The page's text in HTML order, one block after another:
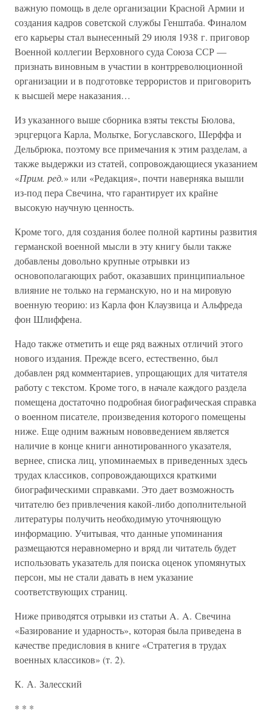
важную помощь в деле организации Красной Армии и
создания кадров советской службы Генштаба. Финалом
его карьеры стал вынесенный 29 июля 1938 г. приговор
Военной коллегии Верховного суда Союза ССР —
признать виновным в участии в контрреволюционной
организации и в подготовке террористов и приговорить
к высшей мере наказания…
Из указанного выше сборника взяты тексты Бюлова,
эрцгерцога Карла, Мольтке, Богуславского, Шерффа и
Дельбрюка, поэтому все примечания к этим разделам, а
также выдержки из статей, сопровождающиеся указанием
«Прим. ред.» или «Редакция», почти наверняка вышли
из-под пера Свечина, что гарантирует их крайне
высокую научную ценность.
Кроме того, для создания более полной картины развития
германской военной мысли в эту книгу были также
добавлены довольно крупные отрывки из
основополагающих работ, оказавших принципиальное
влияние не только на германскую, но и на мировую
военную теорию: из Карла фон Клаузвица и Альфреда
фон Шлиффена.
Надо также отметить и еще ряд важных отличий этого
нового издания. Прежде всего, естественно, был
добавлен ряд комментариев, упрощающих для читателя
работу с текстом. Кроме того, в начале каждого раздела
помещена достаточно подробная биографическая справка
о военном писателе, произведения которого помещены
ниже. Еще одним важным нововведением является
наличие в конце книги аннотированного указателя,
вернее, списка лиц, упоминаемых в приведенных здесь
трудах классиков, сопровождающихся краткими
биографическими справками. Это дает возможность
читателю без привлечения какой-либо дополнительной
литературы получить необходимую уточняющую
информацию. Учитывая, что данные упоминания
размещаются неравномерно и вряд ли читатель будет
использовать указатель для поиска оценок упомянутых
персон, мы не стали давать в нем указание
соответствующих страниц.
Ниже приводятся отрывки из статьи A. A. Свечина
«Базирование и ударность», которая была приведена в
качестве предисловия в книге «Стратегия в трудах
военных классиков» (т. 2).
К. А. Залесский
* * *